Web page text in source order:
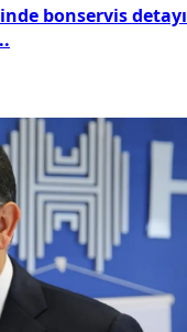
bonservis detayı